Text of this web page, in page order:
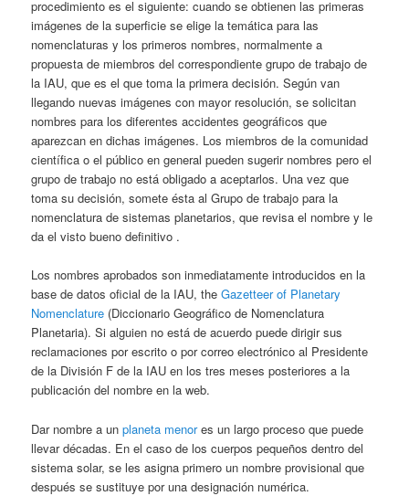
procedimiento es el siguiente: cuando se obtienen las primeras
imágenes de la superficie se elige la temática para las
nomenclaturas y los primeros nombres, normalmente a
propuesta de miembros del correspondiente grupo de trabajo de
la IAU, que es el que toma la primera decisión. Según van
llegando nuevas imágenes con mayor resolución, se solicitan
nombres para los diferentes accidentes geográficos que
aparezcan en dichas imágenes. Los miembros de la comunidad
científica o el público en general pueden sugerir nombres pero el
grupo de trabajo no está obligado a aceptarlos. Una vez que
toma su decisión, somete ésta al Grupo de trabajo para la
nomenclatura de sistemas planetarios, que revisa el nombre y le
da el visto bueno definitivo .
Los nombres aprobados son inmediatamente introducidos en la
base de datos oficial de la IAU, theGazetteer of Planetary
Nomenclature (Diccionario Geográfico de Nomenclatura
Planetaria). Si alguien no está de acuerdo puede dirigir sus
reclamaciones por escrito o por correo electrónico al Presidente
de la División F de la IAU en los tres meses posteriores a la
publicación del nombre en la web.
Dar nombre a unplaneta menores un largo proceso que puede
llevar décadas. En el caso de los cuerpos pequeños dentro del
sistema solar, se les asigna primero un nombre provisional que
después se sustituye por una designación numérica.